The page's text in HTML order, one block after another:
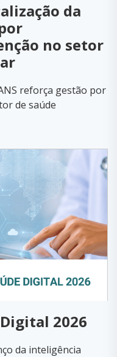
da
no setor
reforça gestão por
de saúde
2026
da inteligência